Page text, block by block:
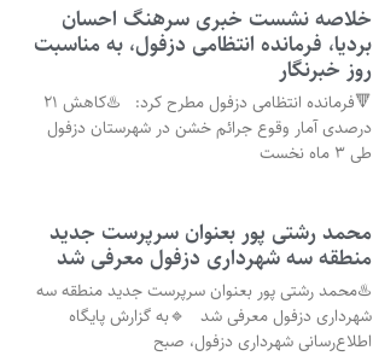
خلاصه نشست خبری سرهنگ احسان
بردیا، فرمانده انتظامی دزفول، به مناسبت
روز خبرنگار
🔻فرمانده انتظامی دزفول مطرح کرد: ♨️کاهش ۲۱
درصدی آمار وقوع جرائم خشن در شهرستان دزفول
طی ۳ ماه نخست
محمد رشتی پور بعنوان سرپرست جدید
منطقه سه شهرداری دزفول معرفی شد
♨️محمد رشتی پور بعنوان سرپرست جدید منطقه سه
شهرداری دزفول معرفی شد 🔹به گزارش پایگاه
اطلاع‌رسانی شهرداری دزفول، صبح